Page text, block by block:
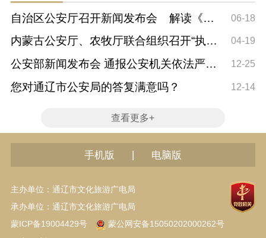
自治区公安厅召开新闻发布会 解读《内
蒙古自治区电动自行车管理条例》有关内
容
06-18
内蒙古公安厅、农牧厅联合组织召开“执法
亮剑 护航春耕”新闻发布会
04-19
公安部新闻发布会 通报公安机关依法严厉
打击整治网络谣言违法犯罪活动举措成效
12-25
您对通辽市公安局的答复满意吗？ 12-14
查看更多+
手机版 电脑版
主办单位：通辽市文化旅游广电局
承办单位：通辽市文化旅游广电局
蒙ICP备19004429号
蒙公网安备15050202000262号